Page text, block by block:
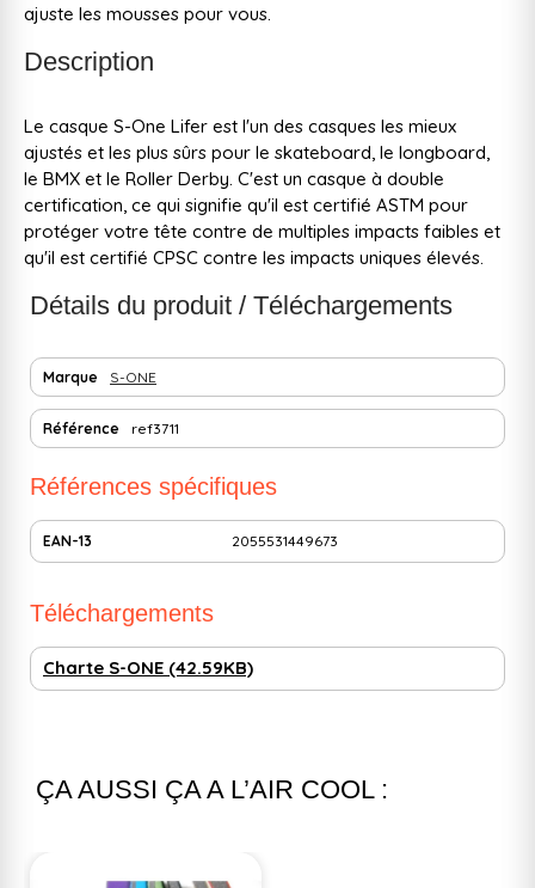
ajuste les mousses pour vous.
Description
Le casque S-One Lifer est l'un des casques les mieux
ajustés et les plus sûrs pour le skateboard, le longboard,
le BMX et le Roller Derby. C'est un casque à double
certification, ce qui signifie qu'il est certifié ASTM pour
protéger votre tête contre de multiples impacts faibles et
qu'il est certifié CPSC contre les impacts uniques élevés.
Détails du produit / Téléchargements
Marque S-ONE
Référence ref3711
Références spécifiques
EAN-13 2055531449673
Téléchargements
Charte S-ONE (42.59KB)
ÇA AUSSI ÇA A L’AIR COOL :